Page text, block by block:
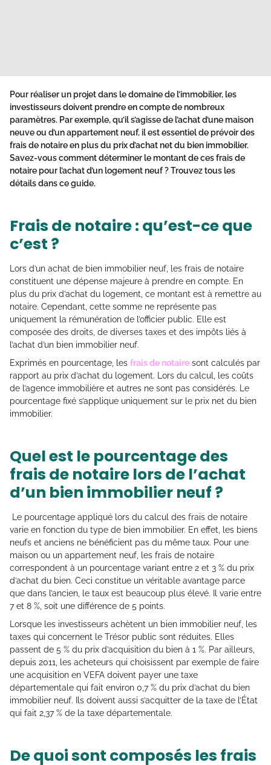
Pour réaliser un projet dans le domaine de l’immobilier, les
investisseurs doivent prendre en compte de nombreux
paramètres. Par exemple, qu’il s’agisse de l’achat d’une maison
neuve ou d’un appartement neuf, il est essentiel de prévoir des
frais de notaire en plus du prix d’achat net du bien immobilier.
Savez-vous comment déterminer le montant de ces frais de
notaire pour l’achat d’un logement neuf ? Trouvez tous les
détails dans ce guide.
Frais de notaire : qu’est-ce que
c’est ?
Lors d’un achat de bien immobilier neuf, les frais de notaire
constituent une dépense majeure à prendre en compte. En
plus du prix d’achat du logement, ce montant est à remettre au
notaire. Cependant, cette somme ne représente pas
uniquement la rémunération de l’officier public. Elle est
composée des droits, de diverses taxes et des impôts liés à
l’achat d’un bien immobilier neuf.
Exprimés en pourcentage, les frais de notaire sont calculés par
rapport au prix d’achat du logement. Lors du calcul, les coûts
de l’agence immobilière et autres ne sont pas considérés. Le
pourcentage fixé s’applique uniquement sur le prix net du bien
immobilier.
Quel est le pourcentage des
frais de notaire lors de l’achat
d’un bien immobilier neuf ?
Le pourcentage appliqué lors du calcul des frais de notaire
varie en fonction du type de bien immobilier. En effet, les biens
neufs et anciens ne bénéficient pas du même taux. Pour une
maison ou un appartement neuf, les frais de notaire
correspondent à un pourcentage variant entre 2 et 3 % du prix
d’achat du bien. Ceci constitue un véritable avantage parce
que dans l’ancien, le taux est beaucoup plus élevé. Il varie entre
7 et 8 %, soit une différence de 5 points.
Lorsque les investisseurs achètent un bien immobilier neuf, les
taxes qui concernent le Trésor public sont réduites. Elles
passent de 5 % du prix d’acquisition du bien à 1 %. Par ailleurs,
depuis 2011, les acheteurs qui choisissent par exemple de faire
une acquisition en VEFA doivent payer une taxe
départementale qui fait environ 0,7 % du prix d’achat du bien
immobilier neuf. Ils doivent aussi s’acquitter de la taxe de l’État
qui fait 2,37 % de la taxe départementale.
De quoi sont composés les frais